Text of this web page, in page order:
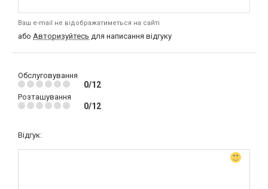
Ваш e-mail не відображатиметься на сайті
або Авторизуйтесь для написання відгуку
Обслуговування
0/12
Розташування
0/12
Відгук: